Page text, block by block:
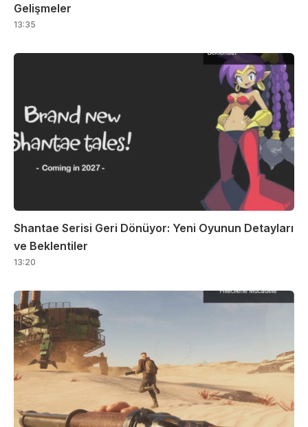
Gelişmeler
13:35
Shantae Serisi Geri Dönüyor: Yeni Oyunun Detayları
ve Beklentiler
13:20